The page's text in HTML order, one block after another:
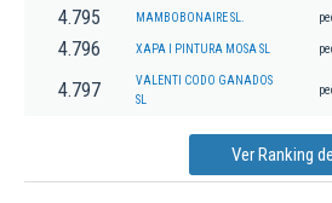
4.795 MAMBOBONAIRE SL.
4.796 XAPA I PINTURA MOSA SL
4.797
VALENTI CODO GANADOS
SL
Ver Ranking